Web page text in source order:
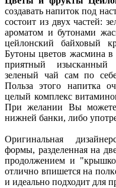
создавать напиток под
состоит из двух частей:
ароматом и бутонами
цейлонский байховый
Бутоны цветов жасмина в
приятный изысканный
зеленый чай сам по
Польза этого напитка
целый комплекс
При желании Вы можете
нижней банки, либо
Оригинальная
формы, разделенная на
продолжением и
отлично впишется на
и идеально подходит для